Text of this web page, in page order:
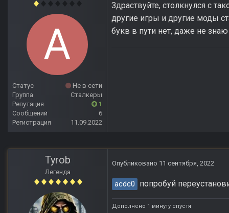
Статус
Не в сети
Группа
Сталкеры
Репутация
1
Сообщений
6
Регистрация
11.09.2022
Здраствуйте, столкнулся с
другие игры и другие моды
букв в пути нет, даже не
Tyrob
Легенда
Опубликовано 11 сентября, 2022
acdc0 попробуй
Дополнено 1 минуту спустя